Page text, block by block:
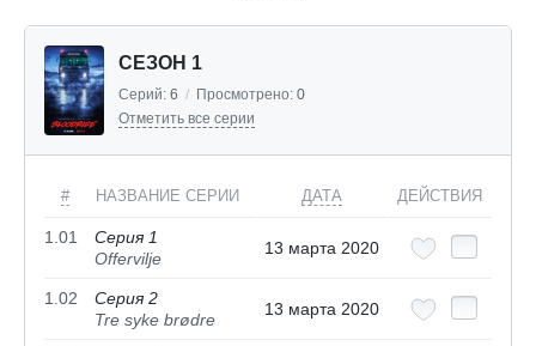
СЕЗОН 1
Серий: 6 / Просмотрено: 0
Отметить все серии
# НАЗВАНИЕ СЕРИИ ДАТА ДЕЙСТВИЯ
1.01
Серия 1
Offervilje
13 марта 2020
1.02
Серия 2
Tre syke brødre
13 марта 2020